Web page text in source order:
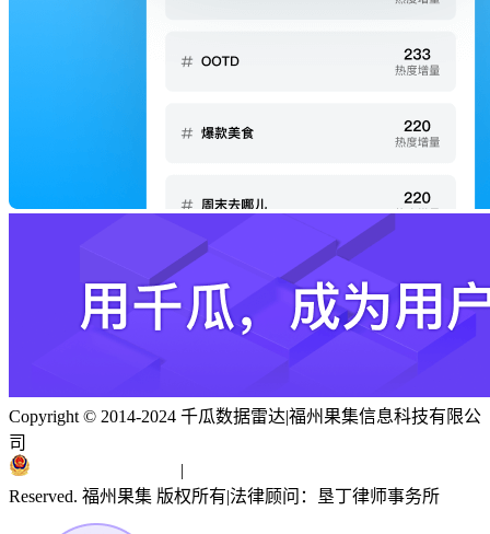
Copyright © 2014-2024 千瓜数据雷达|福州果集信息科技有限公
司
|
Reserved. 福州果集 版权所有|法律顾问：垦丁律师事务所